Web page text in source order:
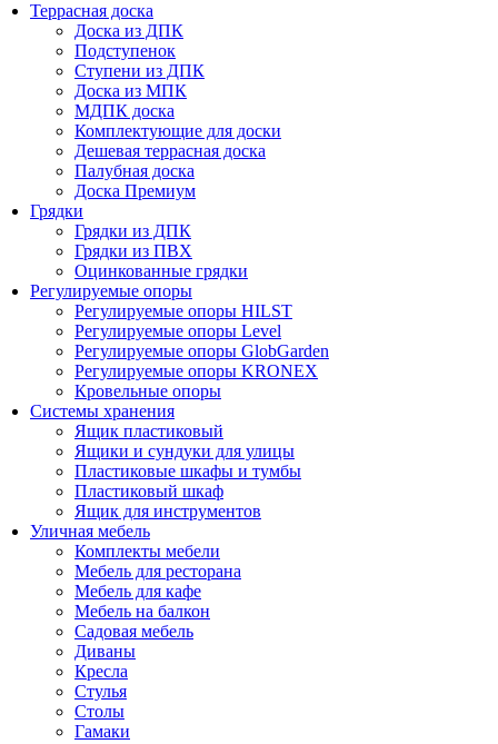
Террасная доска
Доска из ДПК
Подступенок
Ступени из ДПК
Доска из МПК
МДПК доска
Комплектующие для доски
Дешевая террасная доска
Палубная доска
Доска Премиум
Грядки
Грядки из ДПК
Грядки из ПВХ
Оцинкованные грядки
Регулируемые опоры
Регулируемые опоры HILST
Регулируемые опоры Level
Регулируемые опоры GlobGarden
Регулируемые опоры KRONEX
Кровельные опоры
Системы хранения
Ящик пластиковый
Ящики и сундуки для улицы
Пластиковые шкафы и тумбы
Пластиковый шкаф
Ящик для инструментов
Уличная мебель
Комплекты мебели
Мебель для ресторана
Мебель для кафе
Мебель на балкон
Садовая мебель
Диваны
Кресла
Стулья
Столы
Гамаки